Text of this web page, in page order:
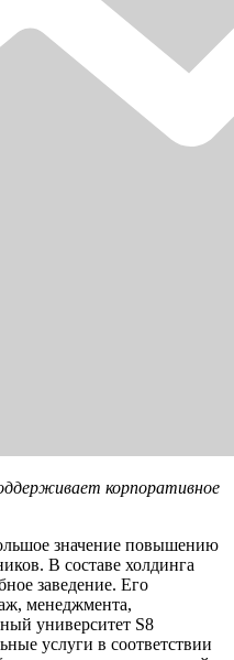
корпоративное
значение повышению
В составе холдинга
заведение. Его
менеджмента,
университет S8
услуги в соответствии